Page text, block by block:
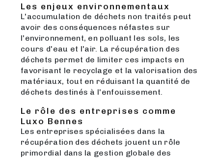
Les enjeux environnementaux
L'accumulation de déchets non traités peut
avoir des conséquences néfastes sur
l'environnement, en polluant les sols, les
cours d'eau et l'air. La récupération des
déchets permet de limiter ces impacts en
favorisant le recyclage et la valorisation des
matériaux, tout en réduisant la quantité de
déchets destinés à l'enfouissement.
Le rôle des entreprises comme
Luxo Bennes
Les entreprises spécialisées dans la
récupération des déchets jouent un rôle
primordial dans la gestion globale des